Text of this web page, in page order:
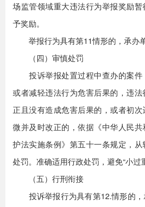
场监管领域重大违法行为举报奖励
予奖励。
举报行为具有第11情形的，承办单
（四）审慎处罚
投诉举报处置过程中查办的案件
或者减轻违法行为危害后果的，违
正且没有造成危害后果的，或者初
微并及时改正的，依据《中华人民
护法实施条例》第五十一条规定，
处罚。准确适用行政处罚，避免“小过
（五）行刑衔接
投诉举报行为具有第12.情形的，